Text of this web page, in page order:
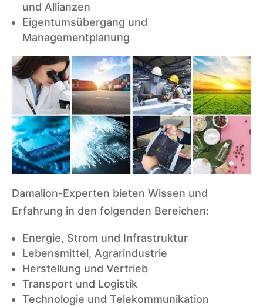
und Allianzen
Eigentumsübergang und
Managementplanung
Damalion-Experten bieten Wissen und
Erfahrung in den folgenden Bereichen:
Energie, Strom und Infrastruktur
Lebensmittel, Agrarindustrie
Herstellung und Vertrieb
Transport und Logistik
Technologie und Telekommunikation